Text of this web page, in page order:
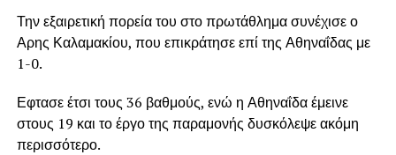
Την εξαιρετική πορεία του στο πρωτάθλημα συνέχισε ο
Αρης Καλαμακίου, που επικράτησε επί της Αθηναΐδας με
1-0.
Εφτασε έτσι τους 36 βαθμούς, ενώ η Αθηναΐδα έμεινε
στους 19 και το έργο της παραμονής δυσκόλεψε ακόμη
περισσότερο.